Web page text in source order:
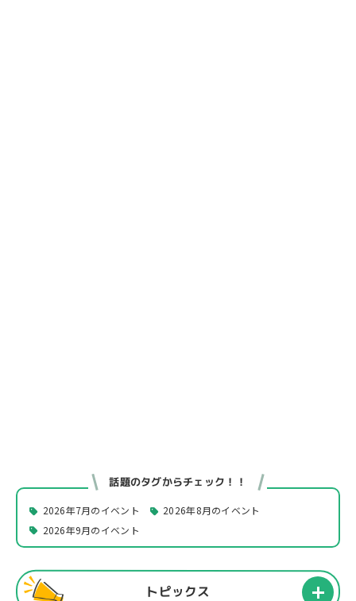
話題のタグからチェック！！
2026年7月のイベント
2026年8月のイベント
2026年9月のイベント
トピックス